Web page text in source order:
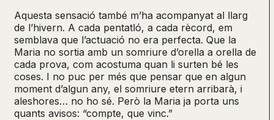
Aquesta sensació també m’ha acompanyat al llarg
de l’hivern. A cada pentatló, a cada rècord, em
semblava que l’actuació no era perfecta. Que la
Maria no sortia amb un somriure d’orella a orella de
cada prova, com acostuma quan li surten bé les
coses. I no puc per més que pensar que en algun
moment d’algun any, el somriure etern arribarà, i
aleshores… no ho sé. Però la Maria ja porta uns
quants avisos: “compte, que vinc.”